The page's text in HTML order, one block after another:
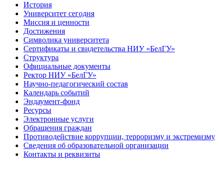
История
Университет сегодня
Миссия и ценности
Достижения
Символика университета
Сертификаты и свидетельства НИУ «БелГУ»
Структура
Официальные документы
Ректор НИУ «БелГУ»
Научно-педагогический состав
Календарь событий
Эндаумент-фонд
Ресурсы
Электронные услуги
Обращения граждан
Противодействие коррупции, терроризму и экстремизму
Сведения об образовательной организации
Контакты и реквизиты